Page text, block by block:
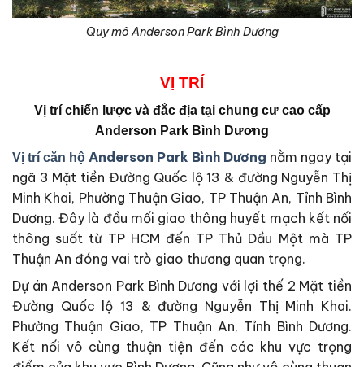
Quy mô Anderson Park Bình Dương
VỊ TRÍ
Vị trí chiến lược và đắc địa tại chung cư cao cấp
Anderson Park Bình Dương
Vị trí căn hộ Anderson Park Bình Dương nằm ngay tại
ngã 3 Mặt tiền Đường Quốc lộ 13 & đường Nguyễn Thị
Minh Khai, Phường Thuận Giao, TP Thuận An, Tỉnh Bình
Dương. Đây là đầu mối giao thông huyết mạch kết nối
thông suốt từ TP HCM đến TP Thủ Dầu Một mà TP
Thuận An đóng vai trò giao thương quan trọng.
Dự án Anderson Park Bình Dương với lợi thế 2 Mặt tiền
Đường Quốc lộ 13 & đường Nguyễn Thị Minh Khai.
Phường Thuận Giao, TP Thuận An, Tỉnh Bình Dương.
Kết nối vô cùng thuận tiện đến các khu vực trọng